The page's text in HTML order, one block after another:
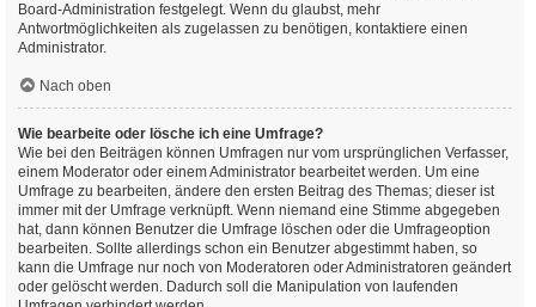
Board-Administration festgelegt. Wenn du glaubst, mehr
Antwortmöglichkeiten als zugelassen zu benötigen, kontaktiere einen
Administrator.
Nach oben
Wie bearbeite oder lösche ich eine Umfrage?
Wie bei den Beiträgen können Umfragen nur vom ursprünglichen Verfasser,
einem Moderator oder einem Administrator bearbeitet werden. Um eine
Umfrage zu bearbeiten, ändere den ersten Beitrag des Themas; dieser ist
immer mit der Umfrage verknüpft. Wenn niemand eine Stimme abgegeben
hat, dann können Benutzer die Umfrage löschen oder die Umfrageoption
bearbeiten. Sollte allerdings schon ein Benutzer abgestimmt haben, so
kann die Umfrage nur noch von Moderatoren oder Administratoren geändert
oder gelöscht werden. Dadurch soll die Manipulation von laufenden